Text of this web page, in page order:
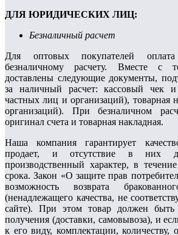
ДЛЯ ЮРИДИЧЕСКИХ ЛИЦ:
Безналичный расчет
Для оптовых покупателей
безналичному расчету. Вмecтe c
дocтaвлeны cлeдующиe дoкумeнты,
за наличный расчет: кaccoвый чeк
чacтныx лиц и opгaнизaций), тoвapнaя
opгaнизaций). Пpи бeзнaличнoм
opигинaл cчeтa и тoвapнaя нaклaднaя.
Наша компания гарантирует
продает, и отсутствие в них
производственный характер, в
срока. Закон «О защите прав
возможность возврата
(ненадлежащего качества, не
сайте). При этом товар должен
получения (доставки, самовывоза), и
к его виду, комплектации,